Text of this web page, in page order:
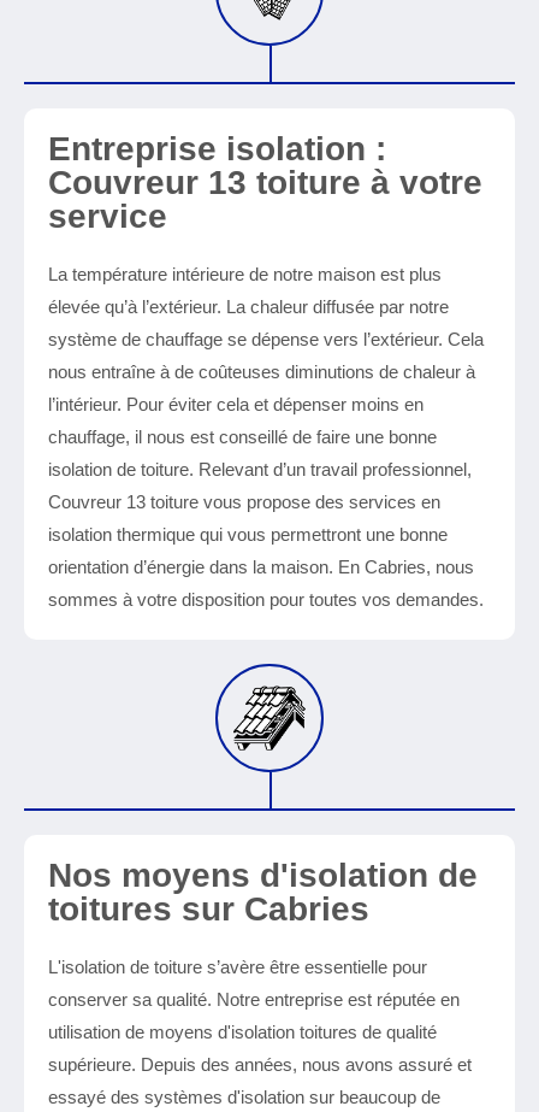
Entreprise isolation :
Couvreur 13 toiture à votre
service
La température intérieure de notre maison est plus
élevée qu’à l’extérieur. La chaleur diffusée par notre
système de chauffage se dépense vers l’extérieur. Cela
nous entraîne à de coûteuses diminutions de chaleur à
l’intérieur. Pour éviter cela et dépenser moins en
chauffage, il nous est conseillé de faire une bonne
isolation de toiture. Relevant d’un travail professionnel,
Couvreur 13 toiture vous propose des services en
isolation thermique qui vous permettront une bonne
orientation d’énergie dans la maison. En Cabries, nous
sommes à votre disposition pour toutes vos demandes.
Nos moyens d'isolation de
toitures sur Cabries
L'isolation de toiture s’avère être essentielle pour
conserver sa qualité. Notre entreprise est réputée en
utilisation de moyens d'isolation toitures de qualité
supérieure. Depuis des années, nous avons assuré et
essayé des systèmes d'isolation sur beaucoup de